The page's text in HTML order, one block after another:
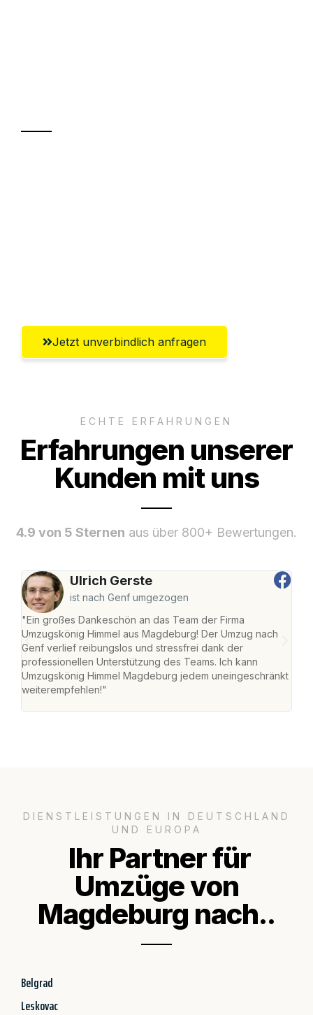
Jetzt unverbindlich anfragen
ECHTE ERFAHRUNGEN
Erfahrungen unserer
Kunden mit uns
4.9 von 5 Sternen aus über 800+ Bewertungen.
Ulrich Gerste
ist nach Genf umgezogen
"Ein großes Dankeschön an das Team der Firma
Umzugskönig Himmel aus Magdeburg! Der Umzug nach
Genf verlief reibungslos und stressfrei dank der
professionellen Unterstützung des Teams. Ich kann
Umzugskönig Himmel Magdeburg jedem uneingeschränkt
weiterempfehlen!"
DIENSTLEISTUNGEN IN DEUTSCHLAND
UND EUROPA
Ihr Partner für
Umzüge von
Magdeburg nach..
Belgrad
Leskovac